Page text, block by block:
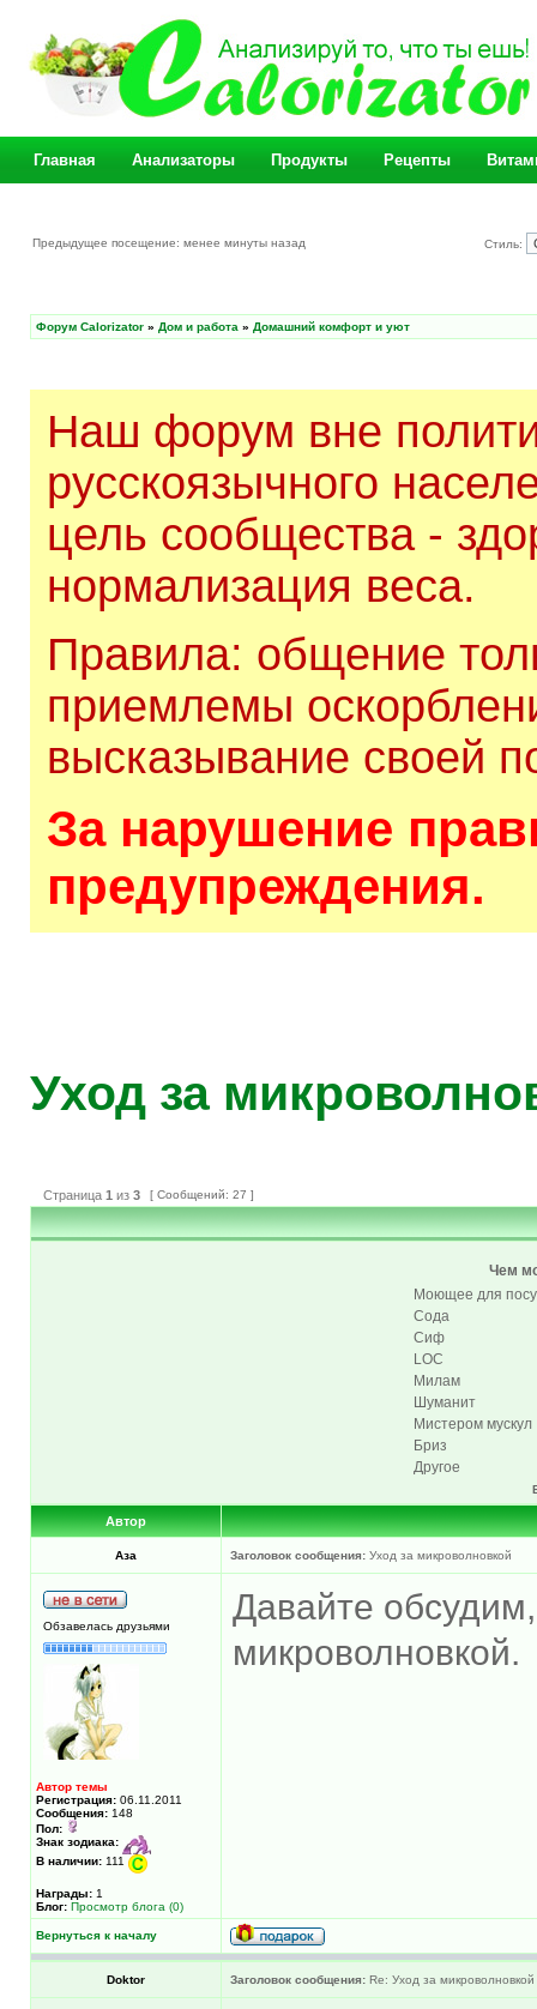
Главная Анализаторы Продукты Рецепты
Предыдущее посещение: менее минуты назад Стиль:
Форум Calorizator » Дом и работа » Домашний комфорт и уют
Наш форум вне
русскоязычного
цель сообщества -
нормализация веса.
Правила: общение
приемлемы
высказывание своей
За нарушение
предупреждения.
Уход за
Страница 1 из 3 [ Сообщений: 27 ]
Чем
Моющее для
Сода
Сиф
LOC
Милам
Шуманит
Мистером мускул
Бриз
Другое
Автор
Аза Заголовок сообщения: Уход за микроволновкой
Обзавелась друзьями
Автор темы
Регистрация: 06.11.2011
Сообщения: 148
Пол:
Знак зодиака:
В наличии: 111
Награды: 1
Блог: Просмотр блога (0)
Давайте
микроволновкой.
Вернуться к началу
Doktor Заголовок сообщения: Re: Уход за микроволновкой